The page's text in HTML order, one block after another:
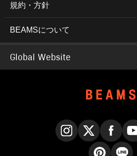
規約・方針
BEAMSについて
Global Website